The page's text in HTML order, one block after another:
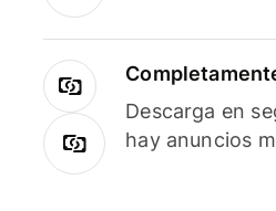
Descarga en
hay anuncios